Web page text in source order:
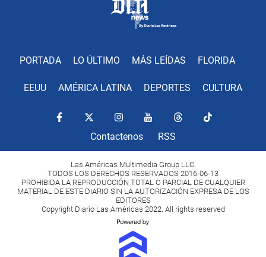
PORTADA LO ÚLTIMO MÁS LEÍDAS FLORIDA
EEUU AMÉRICA LATINA DEPORTES CULTURA
Contactenos RSS
Las Américas Multimedia Group LLC.
TODOS LOS DERECHOS RESERVADOS 2016-06-13
PROHIBIDA LA REPRODUCCIÓN TOTAL O PARCIAL DE CUALQUIER
MATERIAL DE ESTE DIARIO SIN LA AUTORIZACIÓN EXPRESA DE LOS
EDITORES
Copyright Diario Las Américas 2022. All rights reserved